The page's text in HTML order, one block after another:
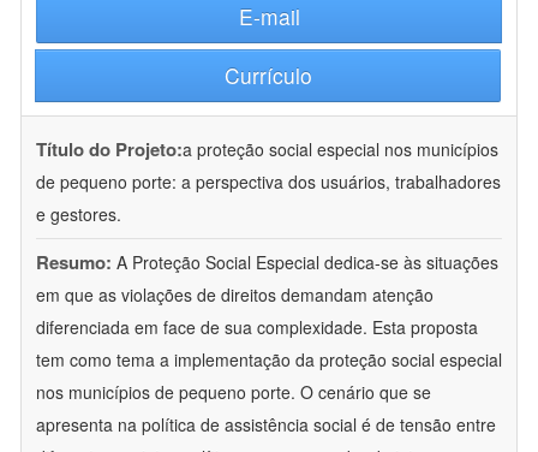
E-mail
Currículo
Título do Projeto:a proteção social especial nos municípios
de pequeno porte: a perspectiva dos usuários, trabalhadores
e gestores.
Resumo: A Proteção Social Especial dedica-se às situações
em que as violações de direitos demandam atenção
diferenciada em face de sua complexidade. Esta proposta
tem como tema a implementação da proteção social especial
nos municípios de pequeno porte. O cenário que se
apresenta na política de assistência social é de tensão entre